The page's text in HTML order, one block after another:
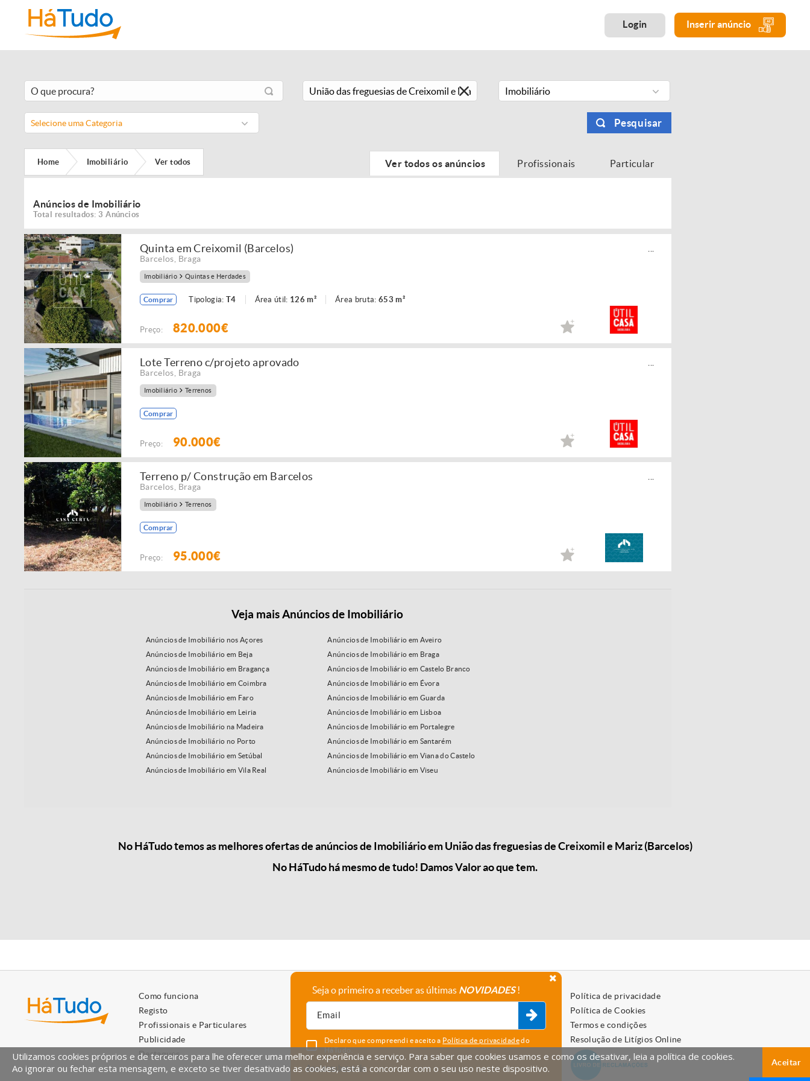
Login Inserir anúncio
Imobiliário
Selecione uma Categoria Pesquisar
Home Imobiliário Ver todos Ver todos os anúncios Profissionais Particular
Anúncios de Imobiliário
Total resultados: 3 Anúncios
Quinta em Creixomil (Barcelos)
Barcelos Braga
Imobiliário Quintas e Herdades
Comprar Tipologia: T4 Área útil: 126 m² Área bruta: 653 m²
Preço: 820.000€
Lote Terreno c/projeto aprovado
Barcelos Braga
Imobiliário Terrenos
Comprar
Preço: 90.000€
Terreno p/ Construção em Barcelos
Barcelos Braga
Imobiliário Terrenos
Comprar
Preço: 95.000€
Veja mais Anúncios de Imobiliário
Anúncios de Imobiliário nos Açores
Anúncios de Imobiliário em Aveiro
Anúncios de Imobiliário em Beja
Anúncios de Imobiliário em Braga
Anúncios de Imobiliário em Bragança
Anúncios de Imobiliário em Castelo Branco
Anúncios de Imobiliário em Coimbra
Anúncios de Imobiliário em Évora
Anúncios de Imobiliário em Faro
Anúncios de Imobiliário em Guarda
Anúncios de Imobiliário em Leiria
Anúncios de Imobiliário em Lisboa
Anúncios de Imobiliário na Madeira
Anúncios de Imobiliário em Portalegre
Anúncios de Imobiliário no Porto
Anúncios de Imobiliário em Santarém
Anúncios de Imobiliário em Setúbal
Anúncios de Imobiliário em Viana do Castelo
Anúncios de Imobiliário em Vila Real
Anúncios de Imobiliário em Viseu
No HáTudo temos as melhores ofertas de anúncios de Imobiliário em União das freguesias de Creixomil e Mariz (Barcelos)
No HáTudo há mesmo de tudo! Damos Valor ao que tem.
Como funciona
Registo
Profissionais e Particulares
Publicidade
Destaques
A empresa
Parceiros
Política de privacidade
Política de Cookies
Termos e condições
Resolução de Litígios Online
Seja o primeiro a receber as últimas NOVIDADES!
Declaro que compreendi e aceito a Política de privacidadedo
HáTudo.
Anular subscrição
Utilizamos cookies próprios e de terceiros para lhe oferecer uma melhor experiência e serviço. Para saber que cookies usamos e como os desativar, leia a política de cookies.
Ao ignorar ou fechar esta mensagem, e exceto se tiver desativado as cookies, está a concordar com o seu uso neste dispositivo.
Aceitar